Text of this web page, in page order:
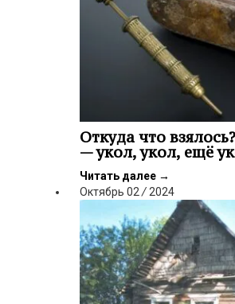
Откуда что
— укол, укол, ещё
Читать далее →
Октябрь 02 / 2024